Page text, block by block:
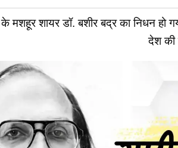
के मशहूर शायर डॉ. बशीर बद्र का निधन
देश की